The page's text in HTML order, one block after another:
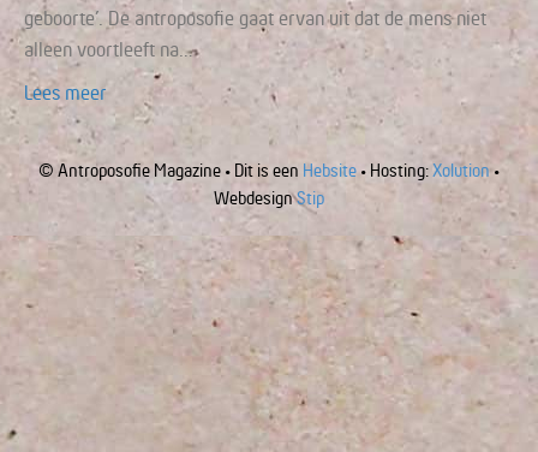
geboorte’. De antroposofie gaat ervan uit dat de mens niet
alleen voortleeft na…
Lees meer
© Antroposofie Magazine • Dit is een Hebsite • Hosting:Xolution•
WebdesignStip